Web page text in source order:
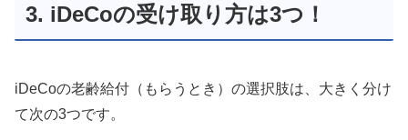
3. iDeCoの受け取り方は3つ！
iDeCoの老齢給付（もらうとき）の選択肢は、大きく分け
て次の3つです。